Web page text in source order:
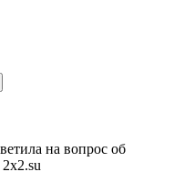
на вопрос об